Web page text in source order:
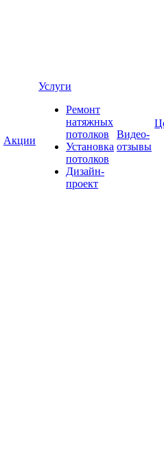
Акции
Услуги
Ремонт
натяжных
потолков
Установка
потолков
Дизайн-
проект
Видео-
отзывы